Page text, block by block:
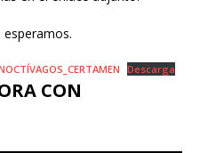
esperamos.
Descarga
CON